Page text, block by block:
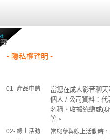
- 隱私權聲明 -
01- 產品申請
當您在成人影音聊
個人 / 公司資料：代
名稱、收據統編或(
等。
02- 線上活動
當您參與線上活動時